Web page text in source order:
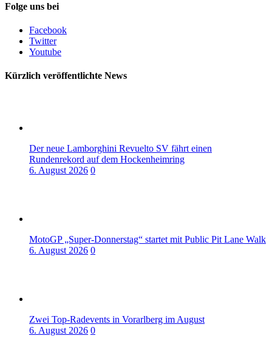
Folge uns bei
Facebook
Twitter
Youtube
Kürzlich veröffentlichte News
Der neue Lamborghini Revuelto SV fährt einen
Rundenrekord auf dem Hockenheimring
6. August 2026 0
MotoGP „Super-Donnerstag“ startet mit Public Pit Lane Walk
6. August 2026 0
Zwei Top-Radevents in Vorarlberg im August
6. August 2026 0